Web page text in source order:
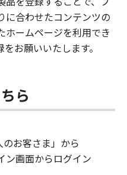
に合わせたコンテンツの
ホームページを利用でき
お願いいたします。
ら
お客さま」から
ン画面からログイン